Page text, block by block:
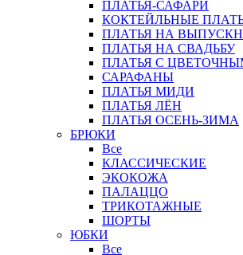
ПЛАТЬЯ-САФАРИ
КОКТЕЙЛЬНЫЕ
ПЛАТЬЯ НА
ПЛАТЬЯ НА СВАДЬБУ
ПЛАТЬЯ С
САРАФАНЫ
ПЛАТЬЯ МИДИ
ПЛАТЬЯ ЛЁН
ПЛАТЬЯ ОСЕНЬ-ЗИМА
БРЮКИ
Все
КЛАССИЧЕСКИЕ
ЭКОКОЖА
ПАЛАЦЦО
ТРИКОТАЖНЫЕ
ШОРТЫ
ЮБКИ
Все